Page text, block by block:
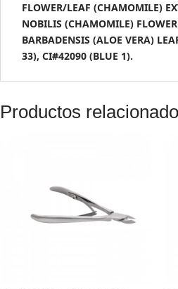
FLOWER/LEAF (CHAMOMILE)
NOBILIS (CHAMOMILE)
BARBADENSIS (ALOE VERA)
33), CI#42090 (BLUE 1).
Productos